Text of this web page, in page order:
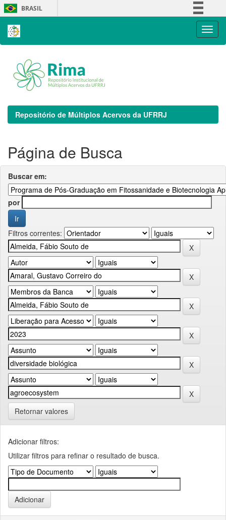
Skip
navigation
BRASIL
Repositório de Múltiplos Acervos da UFRRJ
Página de Busca
Buscar em:
por
Filtros correntes:
Retornar valores
Adicionar filtros:
Utilizar filtros para refinar o resultado de busca.